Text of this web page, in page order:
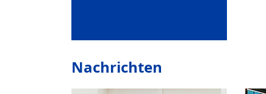
Nachrichten